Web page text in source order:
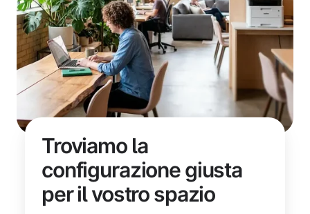
Troviamo la
configurazione giusta
per il vostro spazio